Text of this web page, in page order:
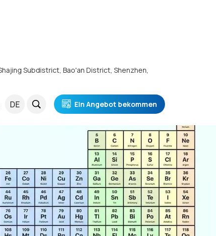
Subdistrict, Bao'an District, Shenzhen,
DE Ein Angebot bekommen